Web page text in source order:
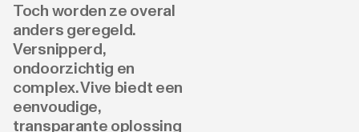
Toch worden ze overal
anders geregeld.
Versnipperd,
ondoorzichtig en
complex. Vive biedt een
eenvoudige,
transparante oplossing